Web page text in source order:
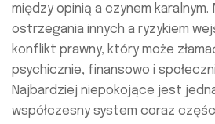
między opinią a czynem karalnym.
ostrzegania innych a ryzykiem
konflikt prawny, który może
psychicznie, finansowo i
Najbardziej niepokojące jest
współczesny system coraz